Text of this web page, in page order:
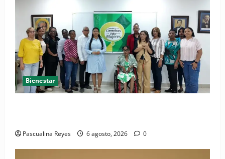
Bienestar
Pascualina Reyes 6 agosto, 2026 0